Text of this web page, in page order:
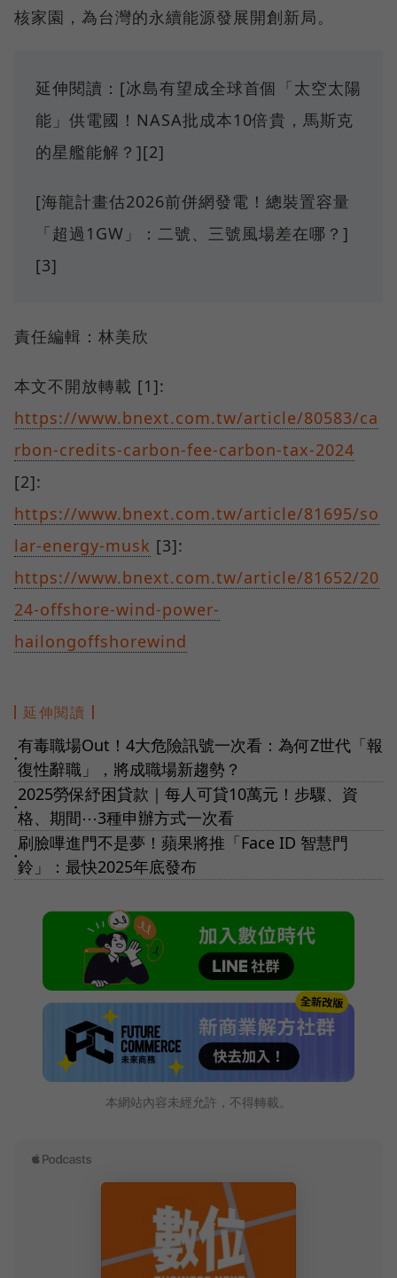
核家園，為台灣的永續能源發展開創新局。
延伸閱讀：[冰島有望成全球首個「太空太陽
能」供電國！NASA批成本10倍貴，馬斯克
的星艦能解？][2]
[海龍計畫估2026前併網發電！總裝置容量
「超過1GW」：二號、三號風場差在哪？]
[3]
責任編輯：林美欣
本文不開放轉載 [1]:
https://www.bnext.com.tw/article/80583/ca
rbon-credits-carbon-fee-carbon-tax-2024
[2]:
https://www.bnext.com.tw/article/81695/so
lar-energy-musk [3]:
https://www.bnext.com.tw/article/81652/20
24-offshore-wind-power-
hailongoffshorewind
延伸閱讀
●
有毒職場Out！4大危險訊號一次看：為何Z世代「報
復性辭職」，將成職場新趨勢？
●
2025勞保紓困貸款｜每人可貸10萬元！步驟、資
格、期間⋯3種申辦方式一次看
●
刷臉嗶進門不是夢！蘋果將推「Face ID 智慧門
鈴」：最快2025年底發布
本網站內容未經允許，不得轉載。